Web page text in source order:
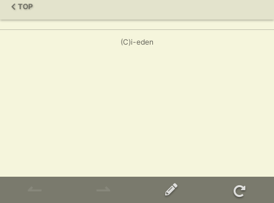
TOP
(C)i-eden